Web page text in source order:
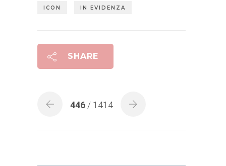
ICON IN EVIDENZA
SHARE
446 / 1414